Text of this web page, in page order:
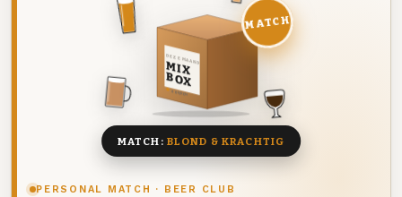
PERSONAL MATCH · BEER CLUB
DEZE MAAND
MIX
BOX
8 BIEREN
MATCH
MATCH: BLOND & KRACHTIG